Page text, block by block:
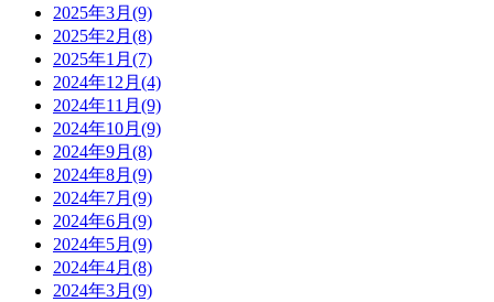
2025年3月(9)
2025年2月(8)
2025年1月(7)
2024年12月(4)
2024年11月(9)
2024年10月(9)
2024年9月(8)
2024年8月(9)
2024年7月(9)
2024年6月(9)
2024年5月(9)
2024年4月(8)
2024年3月(9)